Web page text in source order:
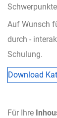
Auf Wunsch
durch -
Schulung.
Download
Für Ihre